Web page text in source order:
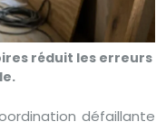
réduit les erreurs
défaillante